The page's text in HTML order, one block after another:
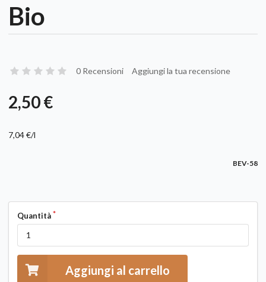
Bio
0 Recensioni Aggiungi la tua recensione
2,50 €
7,04 €/l
BEV-58
Quantità
Aggiungi al carrello